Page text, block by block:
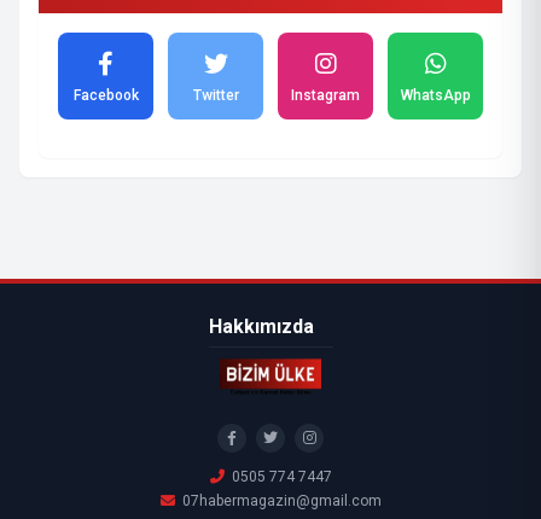
Facebook Twitter Instagram WhatsApp
Hakkımızda
0505 774 7447
07habermagazin@gmail.com